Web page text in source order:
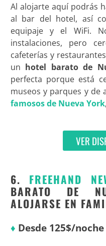
Al alojarte aquí podrás
al bar del hotel, así
equipaje y el WiFi.
instalaciones, pero
cafeterías y
un hotel barato de
perfecta porque está
museos y parques y de
famosos de Nueva York
VER
6. FREEHAND
BARATO DE
ALOJARSE EN
♦ Desde 125$/noche